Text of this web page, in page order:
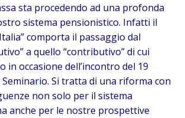
sta procedendo ad una profonda
sistema pensionistico. Infatti il
comporta il passaggio dal
a quello “contributivo” di cui
in occasione dell’incontro del 19
Si tratta di una riforma con
non solo per il sistema
anche per le nostre prospettive